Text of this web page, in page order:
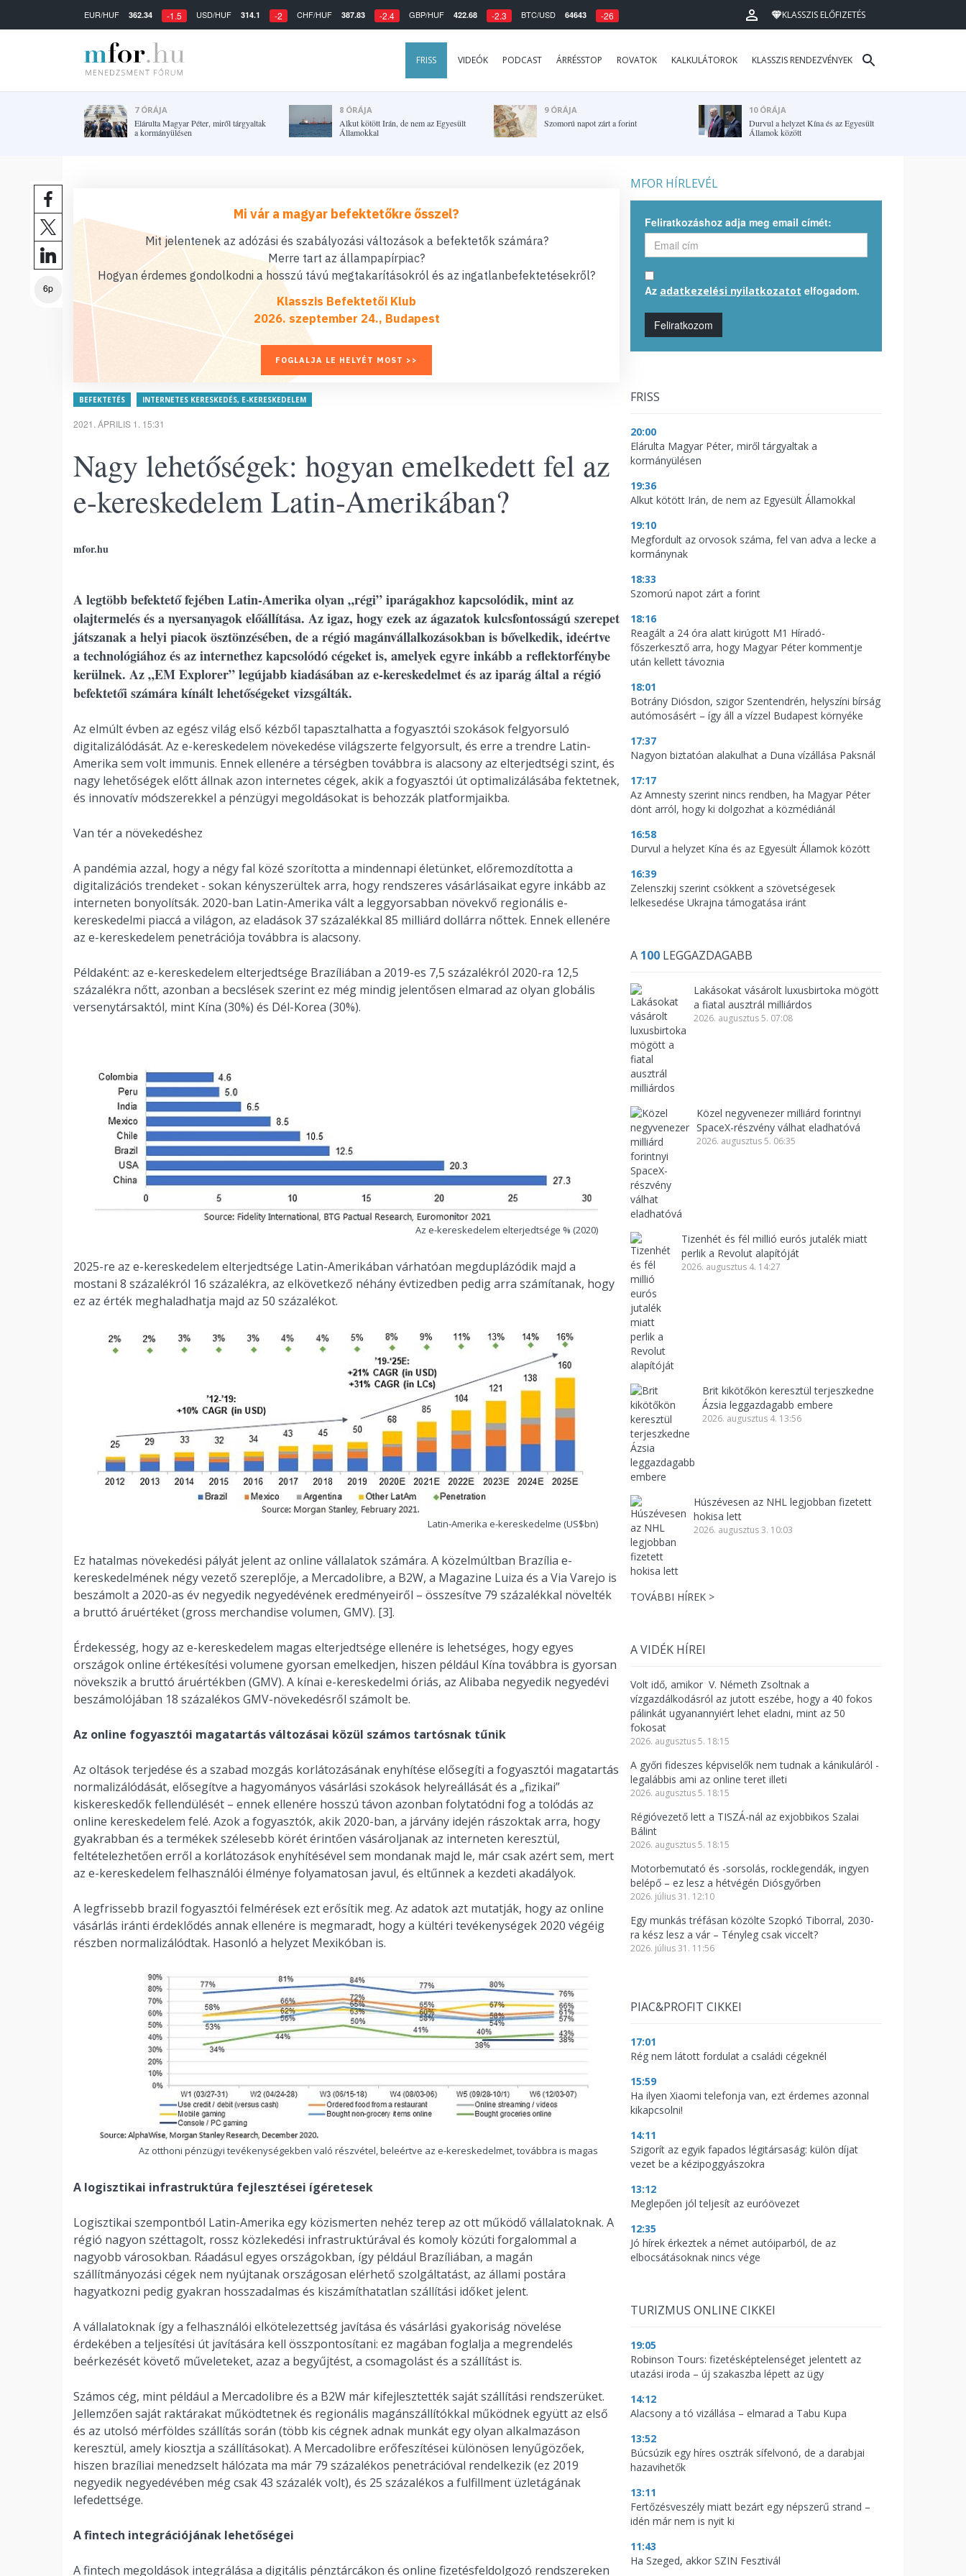
EUR/HUF 362.34 -1.5 USD/HUF 314.1 -2 CHF/HUF 387.83 -2.4 GBP/HUF 422.68 -2.3 BTC/USD 64643 -26 KLASSZIS ELŐFIZETÉS
FRISS VIDEÓK PODCAST ÁRRÉSSTOP ROVATOK KALKULÁTOROK KLASSZIS RENDEZVÉNYEK
7 ÓRÁJA
Elárulta Magyar Péter, miről tárgyaltak
a kormányülésen
8 ÓRÁJA
Alkut kötött Irán, de nem az Egyesült
Államokkal
9 ÓRÁJA
Szomorú napot zárt a forint
10 ÓRÁJA
Durvul a helyzet Kína és az Egyesült
Államok között
6p
Mi vár a magyar befektetőkre ősszel?
Mit jelentenek az adózási és szabályozási változások a befektetők számára?
Merre tart az állampapírpiac?
Hogyan érdemes gondolkodni a hosszú távú megtakarításokról és az ingatlanbefektetésekről?
Klasszis Befektetői Klub
2026. szeptember 24., Budapest
FOGLALJA LE HELYÉT MOST >>
BEFEKTETÉS INTERNETES KERESKEDÉS, E-KERESKEDELEM
2021. ÁPRILIS 1. 15:31
Nagy lehetőségek: hogyan emelkedett fel az
e-kereskedelem Latin-Amerikában?
mfor.hu
A legtöbb befektető fejében Latin-Amerika olyan „régi” iparágakhoz kapcsolódik, mint az
olajtermelés és a nyersanyagok előállítása. Az igaz, hogy ezek az ágazatok kulcsfontosságú szerepet
játszanak a helyi piacok ösztönzésében, de a régió magánvállalkozásokban is bővelkedik, ideértve
a technológiához és az internethez kapcsolódó cégeket is, amelyek egyre inkább a reflektorfénybe
kerülnek. Az „EM Explorer” legújabb kiadásában az e-kereskedelmet és az iparág által a régió
befektetői számára kínált lehetőségeket vizsgálták.
Az elmúlt évben az egész világ első kézből tapasztalhatta a fogyasztói szokások felgyorsuló
digitalizálódását. Az e-kereskedelem növekedése világszerte felgyorsult, és erre a trendre Latin-
Amerika sem volt immunis. Ennek ellenére a térségben továbbra is alacsony az elterjedtségi szint, és
nagy lehetőségek előtt állnak azon internetes cégek, akik a fogyasztói út optimalizálásába fektetnek,
és innovatív módszerekkel a pénzügyi megoldásokat is behozzák platformjaikba.
Van tér a növekedéshez
A pandémia azzal, hogy a négy fal közé szorította a mindennapi életünket, előremozdította a
digitalizációs trendeket - sokan kényszerültek arra, hogy rendszeres vásárlásaikat egyre inkább az
interneten bonyolítsák. 2020-ban Latin-Amerika vált a leggyorsabban növekvő regionális e-
kereskedelmi piaccá a világon, az eladások 37 százalékkal 85 milliárd dollárra nőttek. Ennek ellenére
az e-kereskedelem penetrációja továbbra is alacsony.
Példaként: az e-kereskedelem elterjedtsége Brazíliában a 2019-es 7,5 százalékról 2020-ra 12,5
százalékra nőtt, azonban a becslések szerint ez még mindig jelentősen elmarad az olyan globális
versenytársaktól, mint Kína (30%) és Dél-Korea (30%).
Az e-kereskedelem elterjedtsége % (2020)
2025-re az e-kereskedelem elterjedtsége Latin-Amerikában várhatóan megduplázódik majd a
mostani 8 százalékról 16 százalékra, az elkövetkező néhány évtizedben pedig arra számítanak, hogy
ez az érték meghaladhatja majd az 50 százalékot.
Latin-Amerika e-kereskedelme (US$bn)
Ez hatalmas növekedési pályát jelent az online vállalatok számára. A közelmúltban Brazília e-
kereskedelmének négy vezető szereplője, a Mercadolibre, a B2W, a Magazine Luiza és a Via Varejo is
beszámolt a 2020-as év negyedik negyedévének eredményeiről – összesítve 79 százalékkal növelték
a bruttó áruértéket (gross merchandise volumen, GMV). [3].
Érdekesség, hogy az e-kereskedelem magas elterjedtsége ellenére is lehetséges, hogy egyes
országok online értékesítési volumene gyorsan emelkedjen, hiszen például Kína továbbra is gyorsan
növekszik a bruttó áruértékben (GMV). A kínai e-kereskedelmi óriás, az Alibaba negyedik negyedévi
beszámolójában 18 százalékos GMV-növekedésről számolt be.
Az online fogyasztói magatartás változásai közül számos tartósnak tűnik
Az oltások terjedése és a szabad mozgás korlátozásának enyhítése elősegíti a fogyasztói magatartás
normalizálódását, elősegítve a hagyományos vásárlási szokások helyreállását és a „fizikai”
kiskereskedők fellendülését – ennek ellenére hosszú távon azonban folytatódni fog a tolódás az
online kereskedelem felé. Azok a fogyasztók, akik 2020-ban, a járvány idején rászoktak arra, hogy
gyakrabban és a termékek szélesebb körét érintően vásároljanak az interneten keresztül,
feltételezhetően erről a korlátozások enyhítésével sem mondanak majd le, már csak azért sem, mert
az e-kereskedelem felhasználói élménye folyamatosan javul, és eltűnnek a kezdeti akadályok.
A legfrissebb brazil fogyasztói felmérések ezt erősítik meg. Az adatok azt mutatják, hogy az online
vásárlás iránti érdeklődés annak ellenére is megmaradt, hogy a kültéri tevékenységek 2020 végéig
részben normalizálódtak. Hasonló a helyzet Mexikóban is.
Az otthoni pénzügyi tevékenységekben való részvétel, beleértve az e-kereskedelmet, továbbra is magas
A logisztikai infrastruktúra fejlesztései ígéretesek
Logisztikai szempontból Latin-Amerika egy közismerten nehéz terep az ott működő vállalatoknak. A
régió nagyon széttagolt, rossz közlekedési infrastruktúrával és komoly közúti forgalommal a
nagyobb városokban. Ráadásul egyes országokban, így például Brazíliában, a magán
szállítmányozási cégek nem nyújtanak országosan elérhető szolgáltatást, az állami postára
hagyatkozni pedig gyakran hosszadalmas és kiszámíthatatlan szállítási időket jelent.
A vállalatoknak így a felhasználói elkötelezettség javítása és vásárlási gyakoriság növelése
érdekében a teljesítési út javítására kell összpontosítani: ez magában foglalja a megrendelés
beérkezését követő műveleteket, azaz a begyűjtést, a csomagolást és a szállítást is.
Számos cég, mint például a Mercadolibre és a B2W már kifejlesztették saját szállítási rendszerüket.
Jellemzően saját raktárakat működtetnek és regionális magánszállítókkal működnek együtt az első
és az utolsó mérföldes szállítás során (több kis cégnek adnak munkát egy olyan alkalmazáson
keresztül, amely kiosztja a szállításokat). A Mercadolibre erőfeszítései különösen lenyűgözőek,
hiszen brazíliai menedzselt hálózata ma már 79 százalékos penetrációval rendelkezik (ez 2019
negyedik negyedévében még csak 43 százalék volt), és 25 százalékos a fulfillment üzletágának
lefedettsége.
A fintech integrációjának lehetőségei
A fintech megoldások integrálása a digitális pénztárcákon és online fizetésfeldolgozó rendszereken
MFOR HÍRLEVÉL
Feliratkozáshoz adja meg email címét:
Az adatkezelési nyilatkozatot elfogadom.
Feliratkozom
FRISS
20:00
Elárulta Magyar Péter, miről tárgyaltak a
kormányülésen
19:36
Alkut kötött Irán, de nem az Egyesült Államokkal
19:10
Megfordult az orvosok száma, fel van adva a lecke a
kormánynak
18:33
Szomorú napot zárt a forint
18:16
Reagált a 24 óra alatt kirúgott M1 Híradó-
főszerkesztő arra, hogy Magyar Péter kommentje
után kellett távoznia
18:01
Botrány Diósdon, szigor Szentendrén, helyszíni bírság
autómosásért – így áll a vízzel Budapest környéke
17:37
Nagyon biztatóan alakulhat a Duna vízállása Paksnál
17:17
Az Amnesty szerint nincs rendben, ha Magyar Péter
dönt arról, hogy ki dolgozhat a közmédiánál
16:58
Durvul a helyzet Kína és az Egyesült Államok között
16:39
Zelenszkij szerint csökkent a szövetségesek
lelkesedése Ukrajna támogatása iránt
A 100 LEGGAZDAGABB
Lakásokat vásárolt luxusbirtoka mögött
a fiatal ausztrál milliárdos
2026. augusztus 5. 07:08
Közel negyvenezer milliárd forintnyi
SpaceX-részvény válhat eladhatóvá
2026. augusztus 5. 06:35
Tizenhét és fél millió eurós jutalék miatt
perlik a Revolut alapítóját
2026. augusztus 4. 14:27
Brit kikötőkön keresztül terjeszkedne
Ázsia leggazdagabb embere
2026. augusztus 4. 13:56
Húszévesen az NHL legjobban fizetett
hokisa lett
2026. augusztus 3. 10:03
TOVÁBBI HÍREK >
A VIDÉK HÍREI
Volt idő, amikor V. Németh Zsoltnak a
vízgazdálkodásról az jutott eszébe, hogy a 40 fokos
pálinkát ugyanannyiért lehet eladni, mint az 50
fokosat
2026. augusztus 5. 18:15
A győri fideszes képviselők nem tudnak a kánikuláról -
legalábbis ami az online teret illeti
2026. augusztus 5. 18:15
Régióvezető lett a TISZÁ-nál az exjobbikos Szalai
Bálint
2026. augusztus 5. 18:15
Motorbemutató és -sorsolás, rocklegendák, ingyen
belépő – ez lesz a hétvégén Diósgyőrben
2026. július 31. 12:10
Egy munkás tréfásan közölte Szopkó Tiborral, 2030-
ra kész lesz a vár – Tényleg csak viccelt?
2026. július 31. 11:56
PIAC&PROFIT CIKKEI
17:01
Rég nem látott fordulat a családi cégeknél
15:59
Ha ilyen Xiaomi telefonja van, ezt érdemes azonnal
kikapcsolni!
14:11
Szigorít az egyik fapados légitársaság: külön díjat
vezet be a kézipoggyászokra
13:12
Meglepően jól teljesít az euróövezet
12:35
Jó hírek érkeztek a német autóiparból, de az
elbocsátásoknak nincs vége
TURIZMUS ONLINE CIKKEI
19:05
Robinson Tours: fizetésképtelenséget jelentett az
utazási iroda – új szakaszba lépett az ügy
14:12
Alacsony a tó vizállása – elmarad a Tabu Kupa
13:52
Búcsúzik egy híres osztrák sífelvonó, de a darabjai
hazavihetők
13:11
Fertőzésveszély miatt bezárt egy népszerű strand –
idén már nem is nyit ki
11:43
Ha Szeged, akkor SZIN Fesztivál